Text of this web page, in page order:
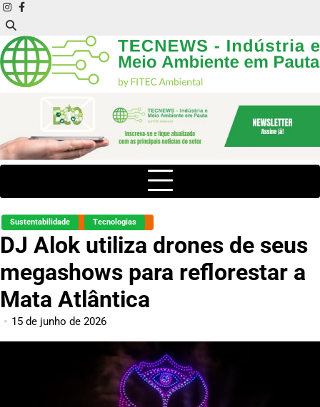
Skip
to
content
instagram
facebook
Sustentabilidade Tecnologias
DJ Alok utiliza drones de seus
megashows para reflorestar a
Mata Atlântica
15 de junho de 2026